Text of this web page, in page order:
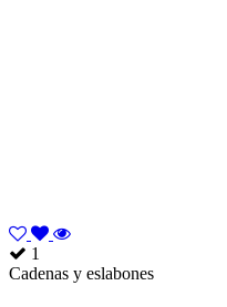
1
Cadenas y eslabones